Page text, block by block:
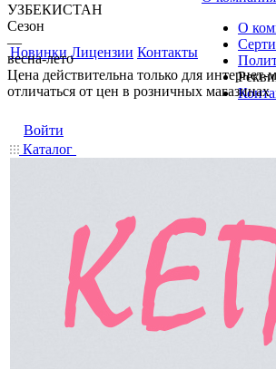
Новинки Лицензии Контакты
О
Войти
Каталог
УЗБЕКИСТАН
Сезон
—
весна-лето
Цена действительна только для интернет-
отличаться от цен в розничных магазинах